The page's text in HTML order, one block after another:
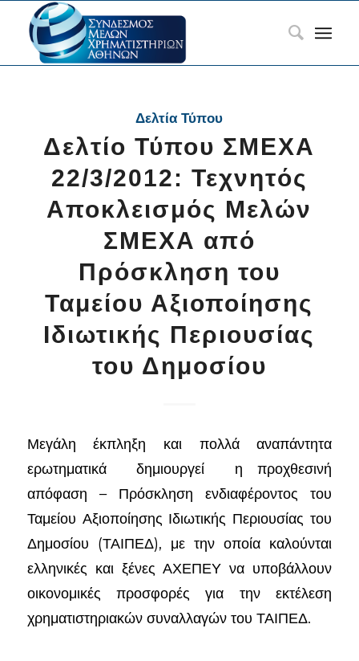
Δελτία Τύπου
Δελτίο Τύπου ΣΜΕΧΑ
22/3/2012: Τεχνητός
Αποκλεισμός Μελών
ΣΜΕΧΑ από
Πρόσκληση του
Ταμείου Αξιοποίησης
Ιδιωτικής Περιουσίας
του Δημοσίου
Μεγάλη έκπληξη και πολλά αναπάντητα
ερωτηματικά δημιουργεί η προχθεσινή
απόφαση – Πρόσκληση ενδιαφέροντος του
Ταμείου Αξιοποίησης Ιδιωτικής Περιουσίας του
Δημοσίου (ΤΑΙΠΕΔ), με την οποία καλούνται
ελληνικές και ξένες ΑΧΕΠΕΥ να υποβάλλουν
οικονομικές προσφορές για την εκτέλεση
χρηματιστηριακών συναλλαγών του ΤΑΙΠΕΔ.